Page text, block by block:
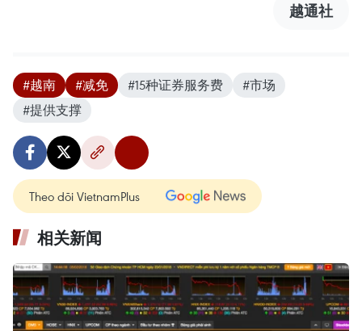
越通社
#越南 #减免 #15种证券服务费
#市场
#提供支撑
Theo dõi VietnamPlus
相关新闻